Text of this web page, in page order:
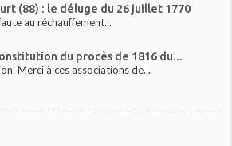
(88) : le déluge du 26 juillet 1770
au réchauffement...
du procès de 1816 du...
Merci à ces associations de...